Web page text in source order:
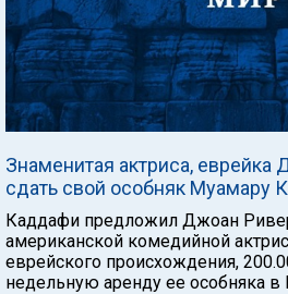
Знаменитая актриса, еврейка
сдать свой особняк Муамару
Каддафи предложил Джоан
американской комедийной
еврейского происхождения,
недельную аренду ее особняка